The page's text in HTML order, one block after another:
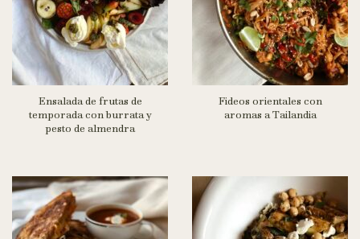
Ensalada de frutas de
temporada con burrata y
pesto de almendra
Fideos orientales con
aromas a Tailandia